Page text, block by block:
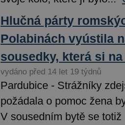
Hlučná párty
Polabinách vyústila
sousedky, která si
vydáno před 14 let 19 týdnů
Pardubice - Strážníky
požádala o pomoc žena
V sousedním bytě se